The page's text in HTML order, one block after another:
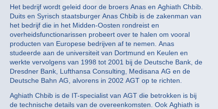
Het bedrijf wordt geleid door de broers Anas en Aghiath Chbib.
Duits en Syrisch staatsburger Anas Chbib is de zakenman van
het bedrijf die in het Midden-Oosten rondreist en
overheidsfunctionarissen probeert over te halen om vooral
producten van Europese bedrijven af te nemen. Anas
studeerde aan de universiteit van Dortmund en Keulen en
werkte vervolgens van 1998 tot 2001 bij de Deutsche Bank, de
Dresdner Bank, Lufthansa Consulting, Medisana AG en de
Deutsche Bahn AG, alvorens in 2002 AGT op te richten.
Aghiath Chbib is de IT-specialist van AGT die betrokken is bij
de technische details van de overeenkomsten. Ook Aghiath is